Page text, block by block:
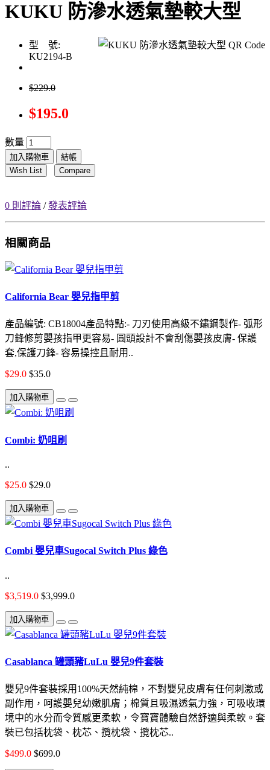
KUKU 防滲水透氣墊較大型
型 號:
KU2194-B
$229.0
$195.0
數量
加入購物車
結帳
Wish List
Compare
0 則評論 /發表評論
相關商品
California Bear 嬰兒指甲剪
產品編號: CB18004產品特點:- 刀刃使用高級不鏽鋼製作- 弧形
刀鋒修剪嬰孩指甲更容易- 圓頭設計不會刮傷嬰孩皮膚- 保護
套,保護刀鋒- 容易操控且耐用..
$29.0 $35.0
加入購物車
Combi: 奶咀刷
..
$25.0 $29.0
加入購物車
Combi 嬰兒車Sugocal Switch Plus 綠色
..
$3,519.0 $3,999.0
加入購物車
Casablanca 罐頭豬LuLu 嬰兒9件套裝
嬰兒9件套裝採用100%天然純棉，不對嬰兒皮膚有任何刺激或
副作用，呵護嬰兒幼嫩肌膚；棉質且吸濕透氣力強，可吸收環
境中的水分而令質感更柔軟，令寶寶體驗自然舒適與柔軟。套
裝已包括枕袋、枕芯、攬枕袋、攬枕芯..
$499.0 $699.0